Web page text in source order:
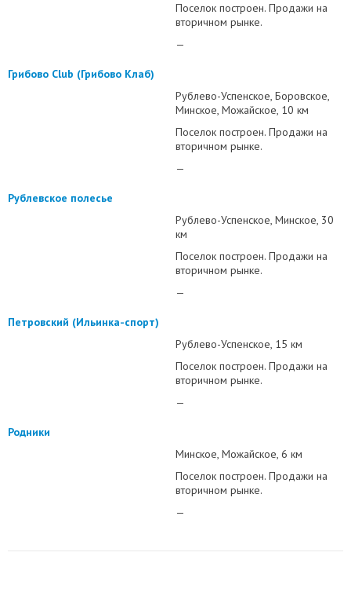
Поселок построен. Продажи на
вторичном рынке.
—
Грибово Club (Грибово Клаб)
Рублево-Успенское Боровское
Минское Можайское 10 км
Поселок построен. Продажи на
вторичном рынке.
—
Рублевское полесье
Рублево-Успенское Минское 30
км
Поселок построен. Продажи на
вторичном рынке.
—
Петровский (Ильинка-спорт)
Рублево-Успенское 15 км
Поселок построен. Продажи на
вторичном рынке.
—
Родники
Минское Можайское 6 км
Поселок построен. Продажи на
вторичном рынке.
—